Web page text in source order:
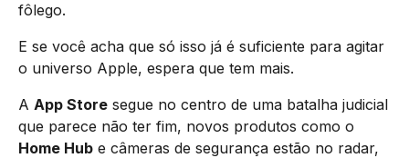
fôlego.
E se você acha que só isso já é suficiente para agitar
o universo Apple, espera que tem mais.
A App Store segue no centro de uma batalha judicial
que parece não ter fim, novos produtos como o
Home Hub e câmeras de segurança estão no radar,